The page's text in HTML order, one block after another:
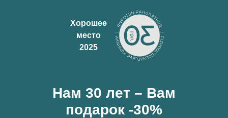
Хорошее
место
2025
Нам 30 лет – Вам
подарок -30%